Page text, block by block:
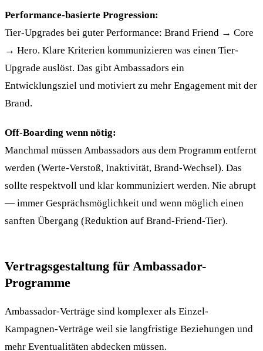
Performance-basierte Progression:
Tier-Upgrades bei guter Performance: Brand Friend → Core
→ Hero. Klare Kriterien kommunizieren was einen Tier-
Upgrade auslöst. Das gibt Ambassadors ein
Entwicklungsziel und motiviert zu mehr Engagement mit der
Brand.
Off-Boarding wenn nötig:
Manchmal müssen Ambassadors aus dem Programm entfernt
werden (Werte-Verstoß, Inaktivität, Brand-Wechsel). Das
sollte respektvoll und klar kommuniziert werden. Nie abrupt
— immer Gesprächsmöglichkeit und wenn möglich einen
sanften Übergang (Reduktion auf Brand-Friend-Tier).
Vertragsgestaltung für Ambassador-
Programme
Ambassador-Verträge sind komplexer als Einzel-
Kampagnen-Verträge weil sie langfristige Beziehungen und
mehr Eventualitäten abdecken müssen.